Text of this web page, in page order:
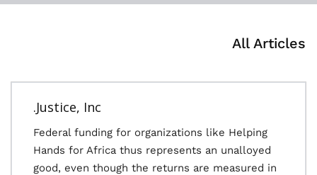
All Articles
Justice, Inc.
Federal funding for organizations like Helping
Hands for Africa thus represents an unalloyed
good, even though the returns are measured in